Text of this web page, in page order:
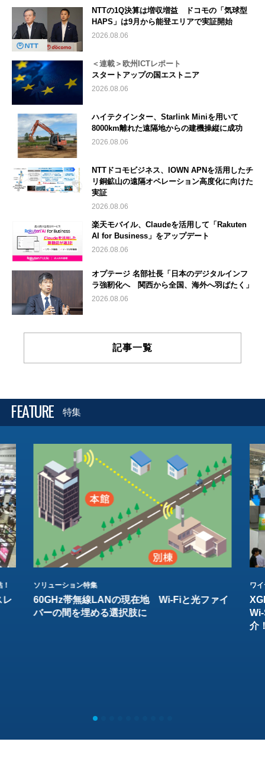
NTTの1Q決算は増収増益 ドコモの「気球型
HAPS」は9月から能登エリアで実証開始
2026.08.06
＜連載＞欧州ICTレポート
スタートアップの国エストニア
2026.08.06
ハイテクインター、Starlink Miniを用いて
8000km離れた遠隔地からの建機操縦に成功
2026.08.06
NTTドコモビジネス、IOWN APNを活用したチ
リ銅鉱山の遠隔オペレーション高度化に向けた
実証
2026.08.06
楽天モバイル、Claudeを活用して「Rakuten
AI for Business」をアップデート
2026.08.06
オプテージ 名部社長「日本のデジタルインフ
ラ強靭化へ 関西から全国、海外へ羽ばたく」
2026.08.06
記事一覧
FEATURE 特集
レ
ソリューション特集
60GHz帯無線LANの現在地 Wi-Fiと光ファイ
バーの間を埋める選択肢に
ワ
介